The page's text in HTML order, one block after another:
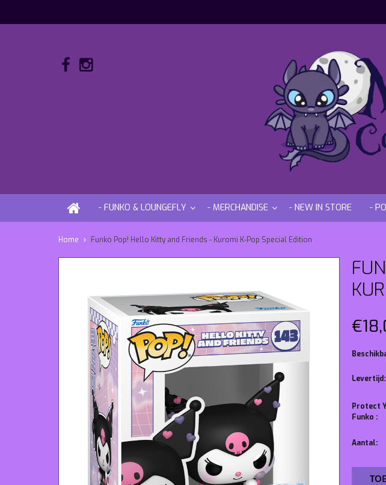
- FUNKO & LOUNGEFLY - MERCHANDISE - NEW IN STORE -
Home Funko Pop! Hello Kitty and Friends - Kuromi K-Pop Special Edition
Levertijd:
Protect
Funko :
Aantal: